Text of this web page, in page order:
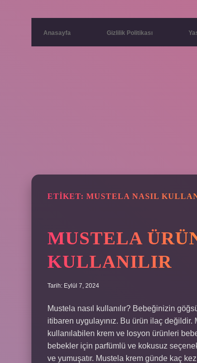
Anasayfa Gizlilik Politikası
ETIKET: MUSTELA NASIL
MUSTELA
KULLANILIR
Tarih: Eylül 7, 2024
Mustela nasıl kullanılır? Bebeğinizin
itibaren uygulayınız. Bu ürün ilaç değildir.
kullanılabilen krem ​​ve losyon ürünleri
bebekler için parfümlü ve kokusuz
ve yumuşatır. Mustela krem günde kaç